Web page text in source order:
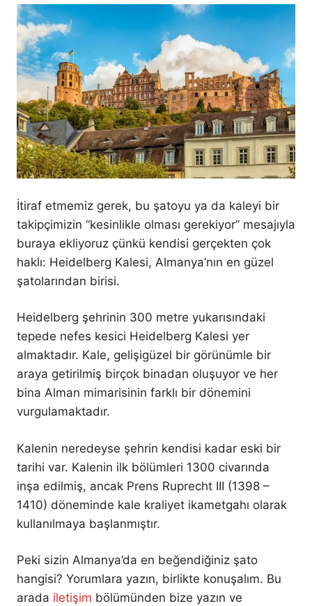
İtiraf etmemiz gerek, bu şatoyu ya da kaleyi bir
takipçimizin “kesinlikle olması gerekiyor” mesajıyla
buraya ekliyoruz çünkü kendisi gerçekten çok
haklı: Heidelberg Kalesi, Almanya’nın en güzel
şatolarından birisi.
Heidelberg şehrinin 300 metre yukarısındaki
tepede nefes kesici Heidelberg Kalesi yer
almaktadır. Kale, gelişigüzel bir görünümle bir
araya getirilmiş birçok binadan oluşuyor ve her
bina Alman mimarisinin farklı bir dönemini
vurgulamaktadır.
Kalenin neredeyse şehrin kendisi kadar eski bir
tarihi var. Kalenin ilk bölümleri 1300 civarında
inşa edilmiş, ancak Prens Ruprecht III (1398 –
1410) döneminde kale kraliyet ikametgahı olarak
kullanılmaya başlanmıştır.
Peki sizin Almanya’da en beğendiğiniz şato
hangisi? Yorumlara yazın, birlikte konuşalım. Bu
arada iletişim bölümünden bize yazın ve